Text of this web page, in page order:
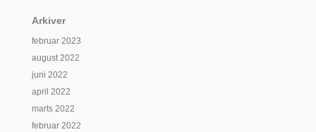
Arkiver
februar 2023
august 2022
juni 2022
april 2022
marts 2022
februar 2022